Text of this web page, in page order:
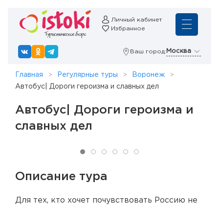
Личный кабинет
Избранное
Ваш город: Москва
Главная Регулярные туры
Воронеж
Автобус| Дороги героизма и славных дел
Автобус| Дороги героизма и
славных дел
Описание тура
Для тех, кто хочет почувствовать Россию не